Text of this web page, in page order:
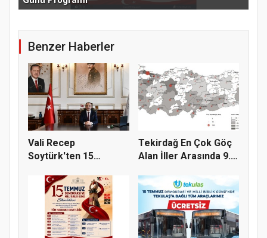
Benzer Haberler
Vali Recep
Soytürk'ten 15
Ve...
Tekirdağ En Çok Göç
Alan İller Arasında 9.